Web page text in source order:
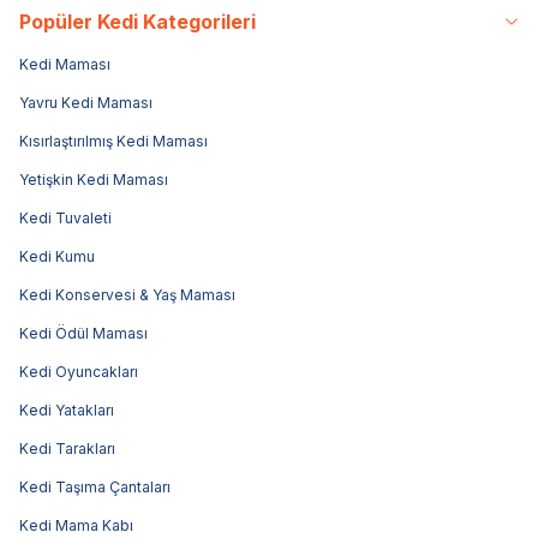
Popüler Kedi Kategorileri
Kedi Maması
Yavru Kedi Maması
Kısırlaştırılmış Kedi Maması
Yetişkin Kedi Maması
Kedi Tuvaleti
Kedi Kumu
Kedi Konservesi & Yaş Maması
Kedi Ödül Maması
Kedi Oyuncakları
Kedi Yatakları
Kedi Tarakları
Kedi Taşıma Çantaları
Kedi Mama Kabı